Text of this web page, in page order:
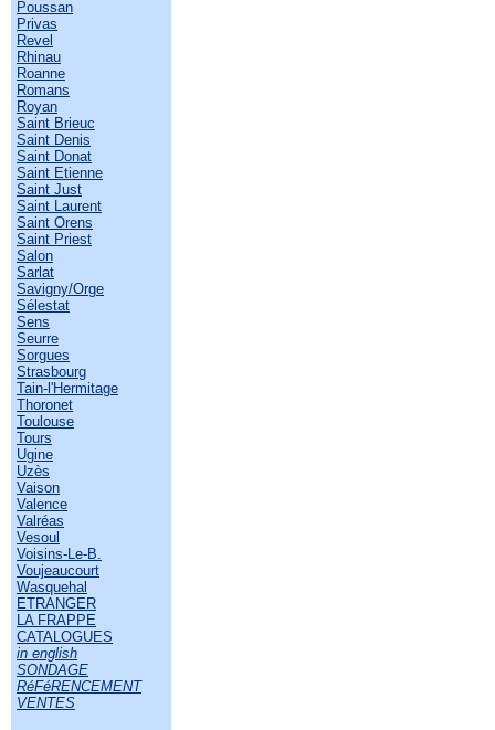
Poussan
Privas
Revel
Rhinau
Roanne
Romans
Royan
Saint Brieuc
Saint Denis
Saint Donat
Saint Etienne
Saint Just
Saint Laurent
Saint Orens
Saint Priest
Salon
Sarlat
Savigny/Orge
Sélestat
Sens
Seurre
Sorgues
Strasbourg
Tain-l'Hermitage
Thoronet
Toulouse
Tours
Ugine
Uzès
Vaison
Valence
Valréas
Vesoul
Voisins-Le-B.
Voujeaucourt
Wasquehal
ETRANGER
LA FRAPPE
CATALOGUES
in english
SONDAGE
RéFéRENCEMENT
VENTES